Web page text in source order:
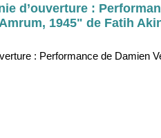
d’ouverture :
1945" de Fatih
: Performance de Damien